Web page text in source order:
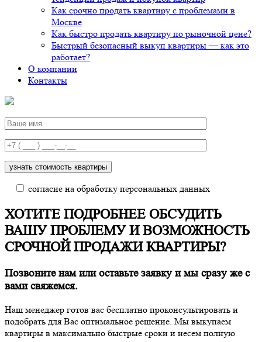
Как срочно продать квартиру с проблемами в
Москве
Как быстро продать квартиру по рыночной цене?
Быстрый безопасный выкуп квартиры — как это
работает?
О компании
Контакты
согласие на обработку персональных данных
ХОТИТЕ ПОДРОБНЕЕ ОБСУДИТЬ
ВАШУ ПРОБЛЕМУ И ВОЗМОЖНОСТЬ
СРОЧНОЙ ПРОДАЖИ КВАРТИРЫ?
Позвоните намили оставьте заявку и мы сразу же с
вами свяжемся.
Наш менеджер готов вас бесплатно проконсультировать и
подобрать для Вас оптимальное решение. Мы выкупаем
квартиры в максимально быстрые сроки и несем полную